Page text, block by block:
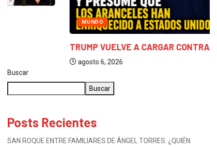
TRUMP VUELVE A CARGAR CONTRA MÉXICO Y...
Buscar
Buscar
Posts Recientes
SAN ROQUE ENTRE FAMILIARES DE ÁNGEL TORRES: ¿QUIÉN